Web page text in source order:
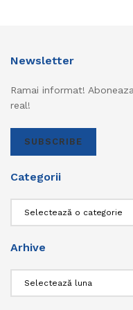
Newsletter
Ramai informat!
real!
SUBSCRIBE
Categorii
Arhive